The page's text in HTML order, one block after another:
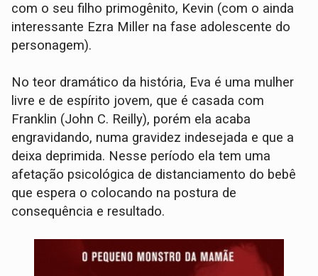
com o seu filho primogênito, Kevin (com o ainda
interessante Ezra Miller na fase adolescente do
personagem).
No teor dramático da história, Eva é uma mulher
livre e de espírito jovem, que é casada com
Franklin (John C. Reilly), porém ela acaba
engravidando, numa gravidez indesejada e que a
deixa deprimida. Nesse período ela tem uma
afetação psicológica de distanciamento do bebê
que espera o colocando na postura de
consequência e resultado.